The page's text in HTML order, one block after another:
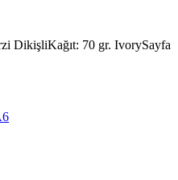
DikişliKağıt: 70 gr. IvorySayfa